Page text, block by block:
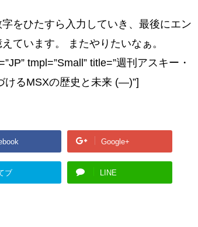
をひたすら入力していき、最後にエン
ています。 またやりたいなぁ。
tmpl=”Small” title=”週刊アスキー・
るMSXの歴史と未来 (―)”]
Google+
ブ LINE